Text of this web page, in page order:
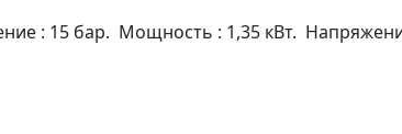
: 15 бар. Мощность : 1,35 кВт.